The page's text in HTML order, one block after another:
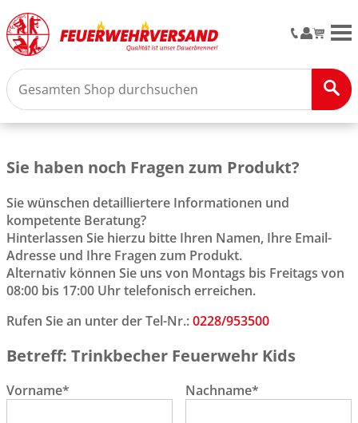
Sie haben noch Fragen zum Produkt?
Sie wünschen detailliertere Informationen und
kompetente Beratung?
Hinterlassen Sie hierzu bitte Ihren Namen, Ihre Email-
Adresse und Ihre Fragen zum Produkt.
Alternativ können Sie uns von Montags bis Freitags von
08:00 bis 17:00 Uhr telefonisch erreichen.
Rufen Sie an unter der Tel-Nr.:0228/953500
Betreff: Trinkbecher Feuerwehr Kids
Vorname* Nachname*